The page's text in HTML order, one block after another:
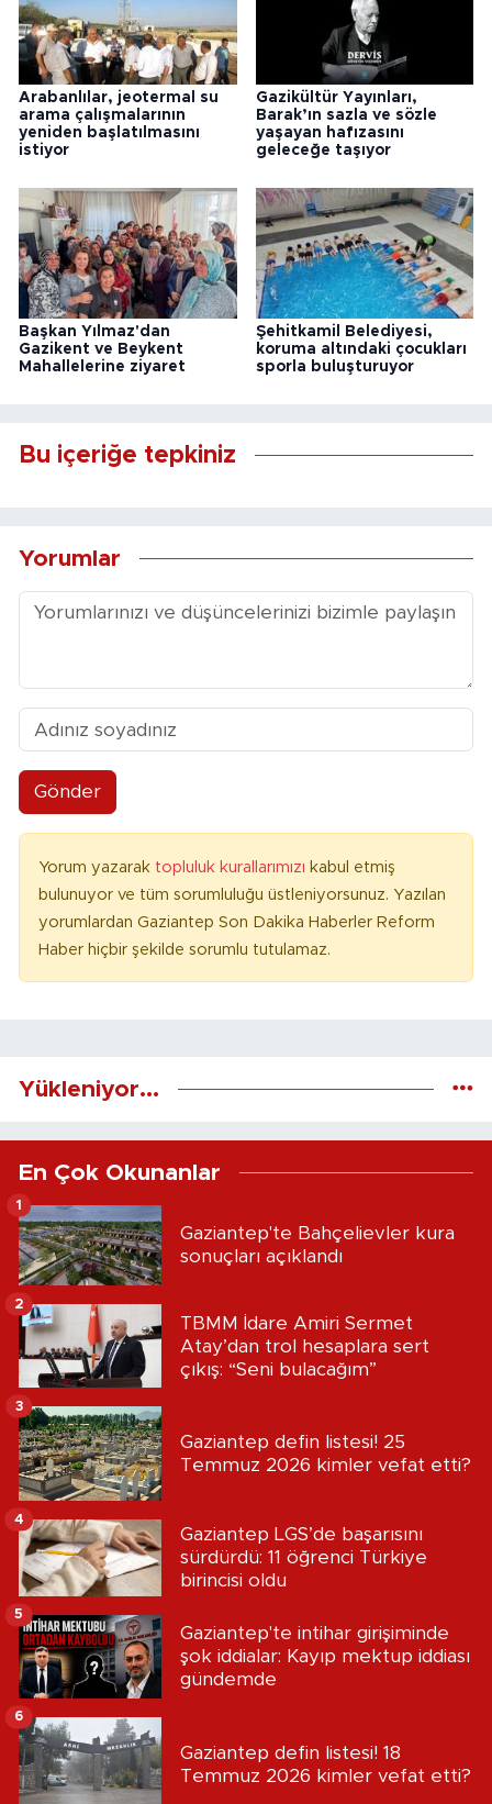
Arabanlılar, jeotermal su
arama çalışmalarının
yeniden başlatılmasını
istiyor
Gazikültür Yayınları,
Barak’ın sazla ve sözle
yaşayan hafızasını
geleceğe taşıyor
Başkan Yılmaz'dan
Gazikent ve Beykent
Mahallelerine ziyaret
Şehitkamil Belediyesi,
koruma altındaki çocukları
sporla buluşturuyor
Bu içeriğe tepkiniz
Yorumlar
Gönder
Yorum yazarak topluluk kurallarımızı kabul etmiş
bulunuyor ve tüm sorumluluğu üstleniyorsunuz. Yazılan
yorumlardan Gaziantep Son Dakika Haberler Reform
Haber hiçbir şekilde sorumlu tutulamaz.
Yükleniyor...
En Çok Okunanlar
Gaziantep'te Bahçelievler kura
sonuçları açıklandı
1
TBMM İdare Amiri Sermet
Atay’dan trol hesaplara sert
çıkış: “Seni bulacağım”
2
Gaziantep defin listesi! 25
Temmuz 2026 kimler vefat etti?
3
Gaziantep LGS’de başarısını
sürdürdü: 11 öğrenci Türkiye
birincisi oldu
4
Gaziantep'te intihar girişiminde
şok iddialar: Kayıp mektup iddiası
gündemde
5
Gaziantep defin listesi! 18
Temmuz 2026 kimler vefat etti?
6